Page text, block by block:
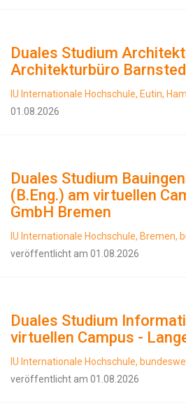
Duales Studium
Architekturbüro
IU Internationale Hochschule, Eutin,
01.08.2026
Duales Studium
(B.Eng.) am virtuellen
GmbH Bremen
IU Internationale Hochschule, Bremen,
veröffentlicht am 01.08.2026
Duales Studium
virtuellen Campus -
IU Internationale Hochschule,
veröffentlicht am 01.08.2026